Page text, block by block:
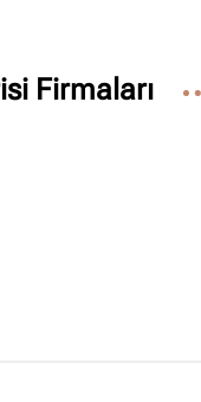
Firmaları